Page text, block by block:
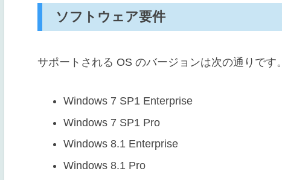
ソフトウェア要件
サポートされる OS のバージョンは次の通りです。
Windows 7 SP1 Enterprise
Windows 7 SP1 Pro
Windows 8.1 Enterprise
Windows 8.1 Pro